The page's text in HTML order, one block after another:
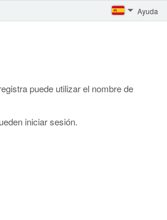
Ayuda
puede utilizar el nombre de
iniciar sesión.